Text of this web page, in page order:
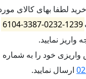
لطفا بهای کالای مورد
1239-0232-3387-6104
واریز نمایید.
واریزی خود را به
ارسال نمایید.